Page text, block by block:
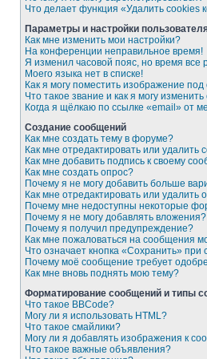
Что делает функция «Удалить cookies
Параметры и настройки
Как мне изменить мои настройки?
На конференции неправильное время!
Я изменил часовой пояс, но время все
Моего языка нет в списке!
Как я могу поместить изображение
Что такое звание и как я могу изменить
Когда я щёлкаю по ссылке «email» от
Создание сообщений
Как мне создать тему в форуме?
Как мне отредактировать или удалить
Как мне добавить подпись к своему
Как мне создать опрос?
Почему я не могу добавить больше
Как мне отредактировать или удалить
Почему мне недоступны некоторые
Почему я не могу добавлять вложения?
Почему я получил предупреждение?
Как мне пожаловаться на сообщения
Что означает кнопка «Сохранить»
Почему моё сообщение требует
Как мне вновь поднять мою тему?
Форматирование сообщений и типы
Что такое BBCode?
Могу ли я использовать HTML?
Что такое смайлики?
Могу ли я добавлять изображения к
Что такое важные объявления?